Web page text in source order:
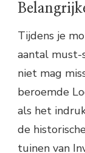
Tijdens je
aantal must-
niet mag
beroemde
als het
de
tuinen van